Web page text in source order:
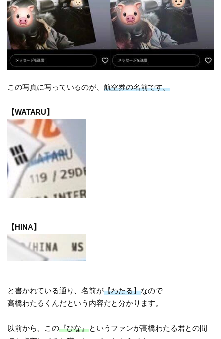
この写真に写っているのが、航空券の名前です。
【WATARU】
【HINA】
と書かれている通り、名前が【わたる】なので
高橋わたるくんだという内容だと分かります。
以前から、この『ひな』というファンが高橋わたる君との間